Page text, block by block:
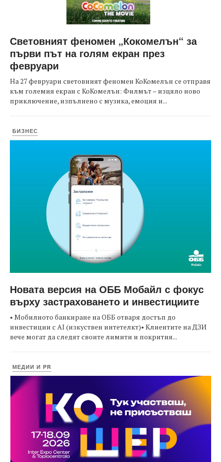
Световният феномен „Кокомелън“ за
първи път на голям екран през
февруари
На 27 февруари световният феномен КоКомелън се отправя
към големия екран с КоКомелън: Филмът – изцяло ново
приключение, изпълнено с музика, емоция и...
БИЗНЕС
Новата версия на ОББ Мобайл с фокус
върху застраховането и инвестициите
• Мобилното банкиране на ОББ отваря достъп до
инвестиции с AI (изкуствен интетелкт)• Клиентите на ДЗИ
вече могат да следят своите лимити и покрития...
МЕДИИ И PR